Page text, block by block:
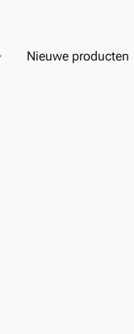
Nieuwe producten